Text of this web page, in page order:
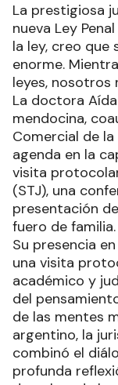
La prestigiosa
nueva Ley
la ley, creo que
enorme.
leyes, nosotros
La doctora
mendocina,
Comercial de
agenda en la
visita
(STJ), una
presentación
fuero de familia.
Su presencia
una visita
académico y
del
de las mentes
argentino, la
combinó el
profunda